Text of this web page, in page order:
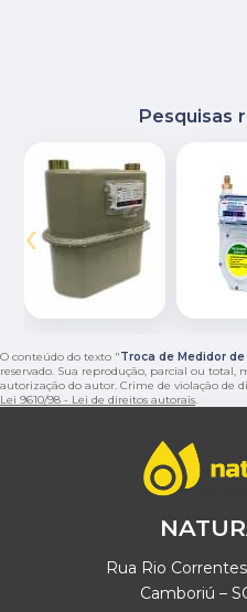
Pesquisas
‹
O conteúdo do texto "Troca de Medidor
reservado. Sua reprodução, parcial ou total,
autorização do autor. Crime de violação de
Lei 9610/98 - Lei de direitos autorais.
Rua Rio
Camboriú –